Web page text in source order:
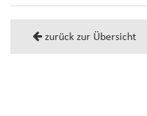
zurück zur Übersicht